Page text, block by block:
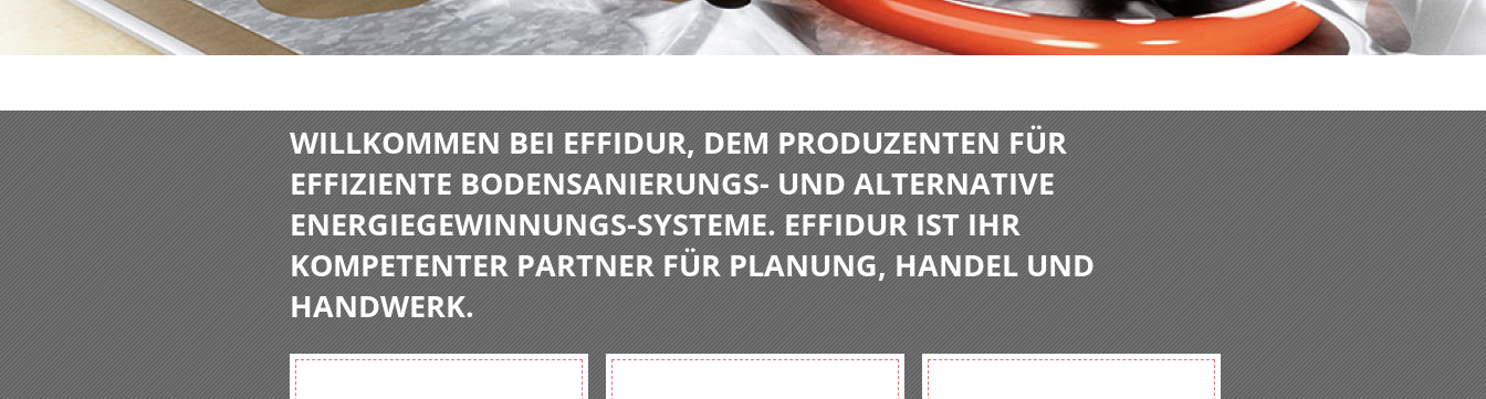
WILLKOMMEN BEI EFFIDUR, DEM PRODUZENTEN FÜR
EFFIZIENTE BODENSANIERUNGS- UND ALTERNATIVE
ENERGIEGEWINNUNGS-SYSTEME. EFFIDUR IST IHR
KOMPETENTER PARTNER FÜR PLANUNG, HANDEL UND
HANDWERK.